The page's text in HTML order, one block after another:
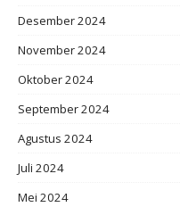
Desember 2024
November 2024
Oktober 2024
September 2024
Agustus 2024
Juli 2024
Mei 2024